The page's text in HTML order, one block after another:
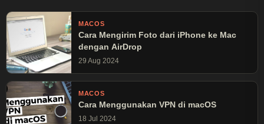
MACOS
Cara Mengirim Foto dari iPhone ke Mac
dengan AirDrop
29 Aug 2024
MACOS
Cara Menggunakan VPN di macOS
18 Jul 2024